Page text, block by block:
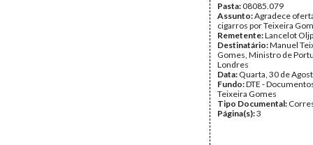
Pasta:08085.079
Assunto:Agradece
cigarros por Teixeira
Remetente:Lancelot
Destinatário:Manuel
Gomes, Ministro de
Londres
Data: Quarta, 30 de
Fundo:DTE -
Teixeira Gomes
Tipo Documental:
Página(s):3